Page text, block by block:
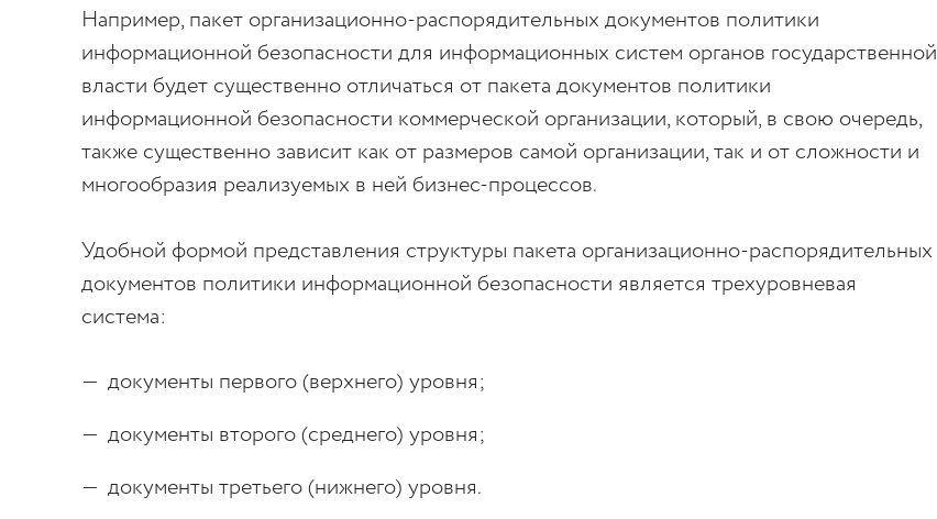
Например, пакет организационно-распорядительных документов политики
информационной безопасности для информационных систем органов государственной
власти будет существенно отличаться от пакета документов политики
информационной безопасности коммерческой организации, который, в свою очередь,
также существенно зависит как от размеров самой организации, так и от сложности и
многообразия реализуемых в ней бизнес-процессов.
Удобной формой представления структуры пакета организационно-распорядительных
документов политики информационной безопасности является трехуровневая
система:
документы первого (верхнего) уровня;
документы второго (среднего) уровня;
документы третьего (нижнего) уровня.